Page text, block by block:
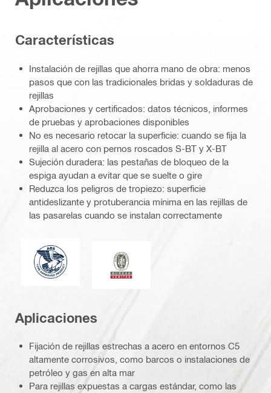
Características
Instalación de rejillas que ahorra mano de obra: menos
pasos que con las tradicionales bridas y soldaduras de
rejillas
Aprobaciones y certificados: datos técnicos, informes
de pruebas y aprobaciones disponibles
No es necesario retocar la superficie: cuando se fija la
rejilla al acero con pernos roscados S-BT y X-BT
Sujeción duradera: las pestañas de bloqueo de la
espiga ayudan a evitar que se suelte o gire
Reduzca los peligros de tropiezo: superficie
antideslizante y protuberancia mínima en las rejillas de
las pasarelas cuando se instalan correctamente
American Bureau of Shipping
Bureau Veritas
Aplicaciones
Fijación de rejillas estrechas a acero en entornos C5
altamente corrosivos, como barcos o instalaciones de
petróleo y gas en alta mar
Para rejillas expuestas a cargas estándar, como las